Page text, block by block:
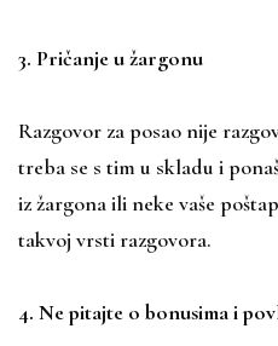
3. Pričanje u žargonu
Razgovor za posao nije
treba se s tim u skladu i
iz žargona ili neke vaše
takvoj vrsti razgovora.
4. Ne pitajte o bonusima i